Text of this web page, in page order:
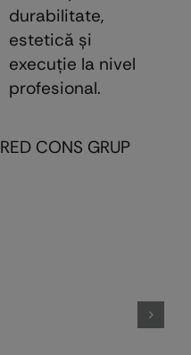
durabilitate,
estetică şi
execuţie la nivel
profesional.
RED CONS GRUP